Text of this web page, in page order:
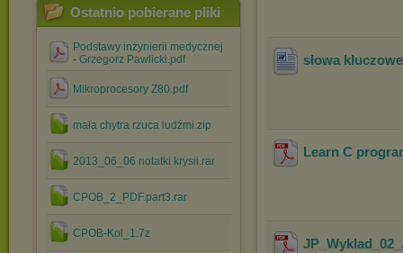
Ostatnio pobierane pliki
Podstawy inżynierii medycznej
- Grzegorz Pawlicki.pdf
Mikroprocesory Z80.pdf
mała chytra rzuca ludźmi.zip
2013_06_06 notatki krysii.rar
CPOB_2_PDF.part3.rar
CPOB-Kol_1.7z
słowa
Learn C